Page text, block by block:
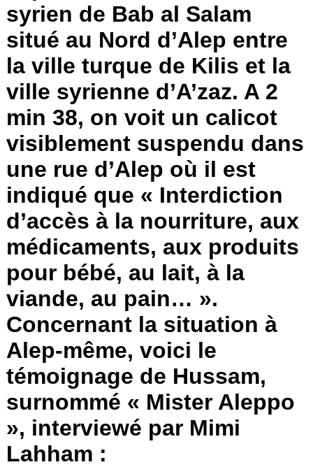
syrien de Bab al Salam
situé au Nord d’Alep entre
la ville turque de Kilis et la
ville syrienne d’A’zaz. A 2
min 38, on voit un calicot
visiblement suspendu dans
une rue d’Alep où il est
indiqué que « Interdiction
d’accès à la nourriture, aux
médicaments, aux produits
pour bébé, au lait, à la
viande, au pain… ».
Concernant la situation à
Alep-même, voici le
témoignage de Hussam,
surnommé « Mister Aleppo
», interviewé par Mimi
Lahham :